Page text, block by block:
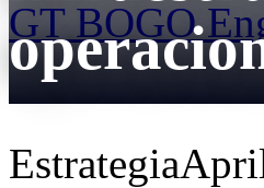
GT BOGO
Estrategia